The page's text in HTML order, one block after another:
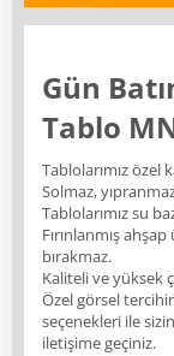
Gün
Tablo
Tablolarımız özel
Solmaz,
Tablolarımız su
Fırınlanmış
bırakmaz.
Kaliteli ve yüksek
Özel görsel
seçenekleri ile
iletişime geçiniz.